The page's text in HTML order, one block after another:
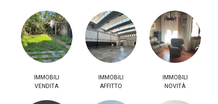
IMMOBILI
VENDITA
IMMOBILI
AFFITTO
IMMOBILI
NOVITÀ